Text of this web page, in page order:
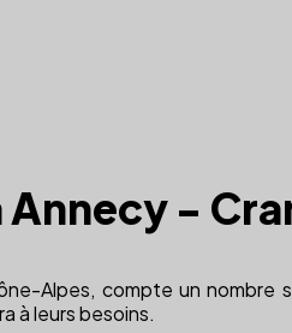
-
Alpes, compte un
à leurs besoins.